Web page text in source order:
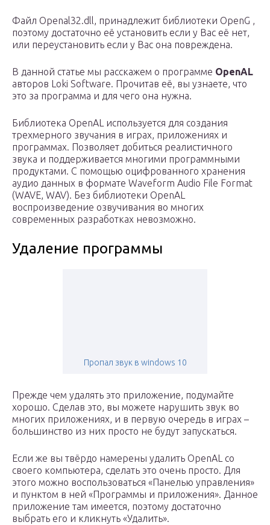
Файл Openal32.dll, принадлежит библиотеки OpenG ,
поэтому достаточно её установить если у Вас её нет,
или переустановить если у Вас она повреждена.
В данной статье мы расскажем о программе OpenAL
авторов Loki Software. Прочитав её, вы узнаете, что
это за программа и для чего она нужна.
Библиотека OpenAL используется для создания
трехмерного звучания в играх, приложениях и
программах. Позволяет добиться реалистичного
звука и поддерживается многими программными
продуктами. С помощью оцифрованного хранения
аудио данных в формате Waveform Audio File Format
(WAVE, WAV). Без библиотеки OpenAL
воспроизведение озвучивания во многих
современных разработках невозможно.
Удаление программы
Пропал звук в windows 10
Прежде чем удалять это приложение, подумайте
хорошо. Сделав это, вы можете нарушить звук во
многих приложениях, и в первую очередь в играх –
большинство из них просто не будут запускаться.
Если же вы твёрдо намерены удалить OpenAL со
своего компьютера, сделать это очень просто. Для
этого можно воспользоваться «Панелью управления»
и пунктом в ней «Программы и приложения». Данное
приложение там имеется, поэтому достаточно
выбрать его и кликнуть «Удалить».